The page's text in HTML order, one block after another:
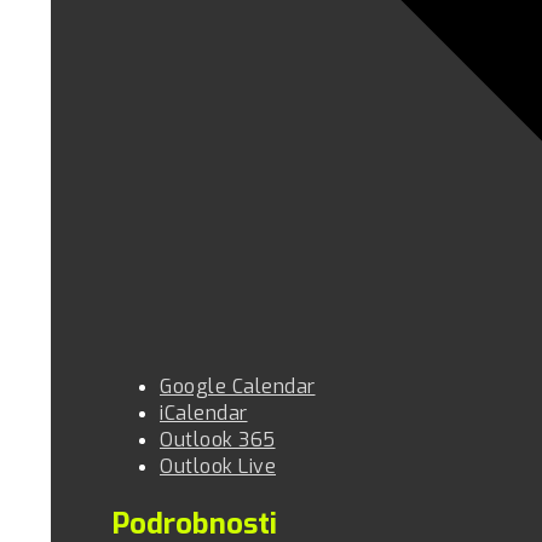
Google Calendar
iCalendar
Outlook 365
Outlook Live
Podrobnosti